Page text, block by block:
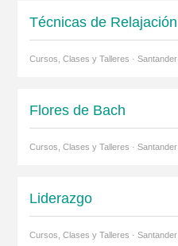
Técnicas de Relajación
Cursos, Clases y Talleres · Santander
Flores de Bach
Cursos, Clases y Talleres · Santander
Liderazgo
Cursos, Clases y Talleres · Santander